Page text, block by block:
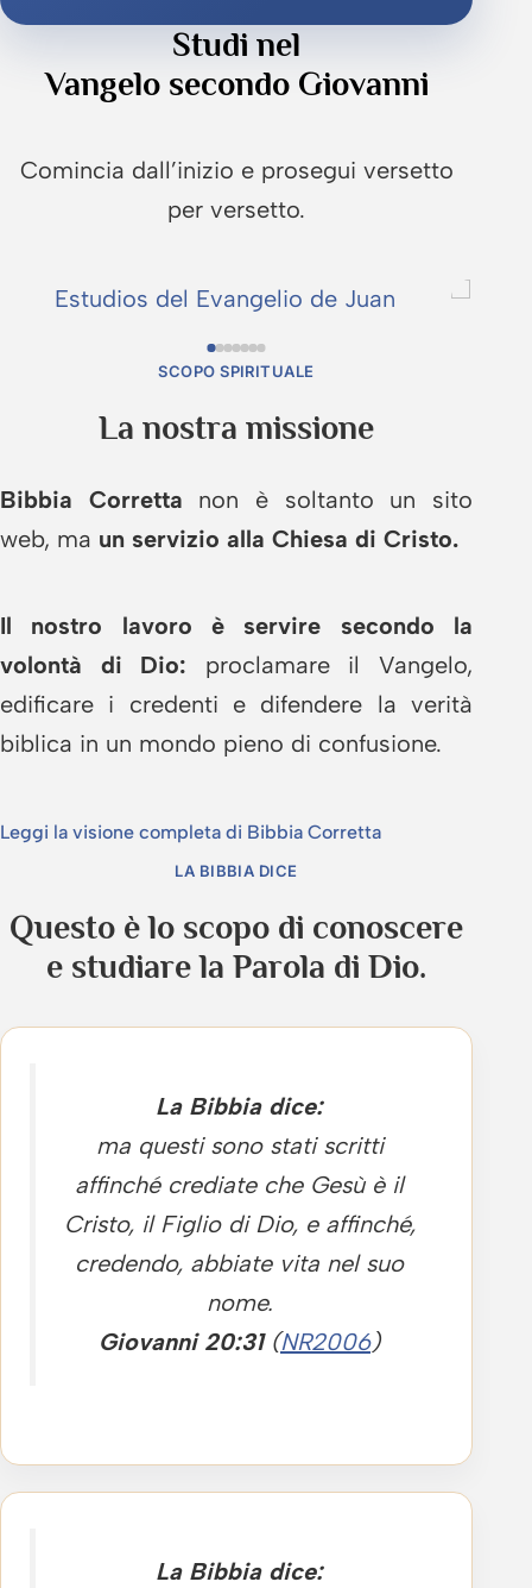
Studi nel
Vangelo secondo Giovanni
Comincia dall’inizio e prosegui versetto
per versetto.
SCOPO SPIRITUALE
La nostra missione
Bibbia Corretta non è soltanto un sito
web, ma un servizio alla Chiesa di Cristo.
Il nostro lavoro è servire secondo la
volontà di Dio: proclamare il Vangelo,
edificare i credenti e difendere la verità
biblica in un mondo pieno di confusione.
Leggi la visione completa di Bibbia Corretta
LA BIBBIA DICE
Questo è lo scopo di conoscere
e studiare la Parola di Dio.
La Bibbia dice:
ma questi sono stati scritti
affinché crediate che Gesù è il
Cristo, il Figlio di Dio, e affinché,
credendo, abbiate vita nel suo
nome.
Giovanni 20:31(NR2006)
La Bibbia dice: